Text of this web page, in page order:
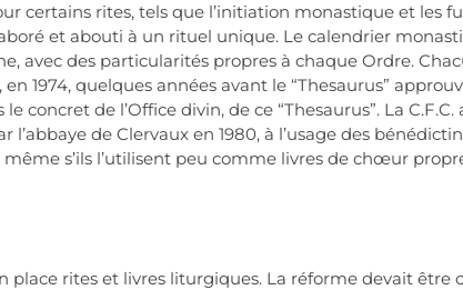
certains rites, tels que l’initiation monastique et les
et abouti à un rituel unique. Le calendrier
avec des particularités propres à chaque Ordre.
1974, quelques années avant le “Thesaurus”
concret de l’Office divin, de ce “Thesaurus”. La
l’abbaye de Clervaux en 1980, à l’usage des
s’ils l’utilisent peu comme livres de chœur
place rites et livres liturgiques. La réforme devait être